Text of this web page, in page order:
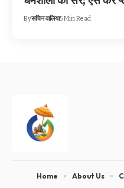
Byसचिन वालिया5 Min Read
Home About Us